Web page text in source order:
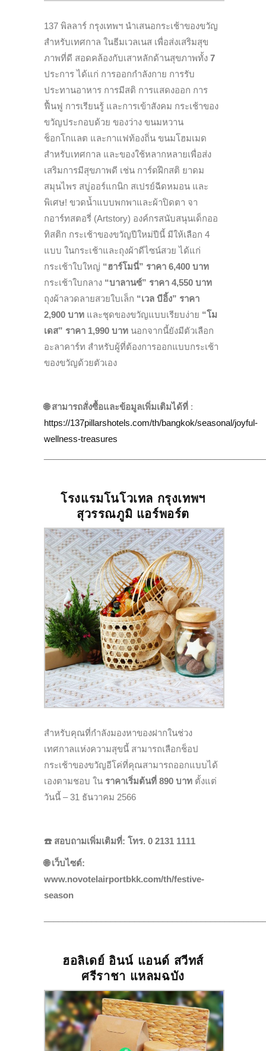
137 พิลลาร์ กรุงเทพฯ นำเสนอกระเช้าของขวัญ
สำหรับเทศกาล ในธีมเวลเนส เพื่อส่งเสริมสุข
ภาพที่ดี สอดคล้องกับเสาหลักด้านสุขภาพทั้ง 7
ประการ ได้แก่ การออกกำลังกาย การรับ
ประทานอาหาร การมีสติ การแสดงออก การ
ฟื้นฟู การเรียนรู้ และการเข้าสังคม กระเช้าของ
ขวัญประกอบด้วย ของว่าง ขนมหวาน
ช็อกโกแลต และกาแฟท้องถิ่น ขนมโฮมเมด
สำหรับเทศกาล และของใช้หลากหลายเพื่อส่ง
เสริมการมีสุขภาพดี เช่น การ์ดฝึกสติ ยาดม
สมุนไพร สบู่ออร์แกนิก สเปรย์ฉีดหมอน และ
พิเศษ! ขวดน้ำแบบพกพาและผ้าปิดตา จา
กอาร์ทสตอรี่ (Artstory) องค์กรสนับสนุนเด็กออ
ทิสติก กระเช้าของขวัญปีใหม่ปีนี้ มีให้เลือก 4
แบบ ในกระเช้าและถุงผ้าดีไซน์สวย ได้แก่
กระเช้าใบใหญ่ “ฮาร์โมนี่” ราคา 6,400 บาท
กระเช้าใบกลาง “บาลานซ์” ราคา 4,550 บาท
ถุงผ้าลวดลายสวยใบเล็ก “เวล บีอิ้ง” ราคา
2,900 บาท และชุดของขวัญแบบเรียบง่าย “โม
เดส” ราคา 1,990 บาท นอกจากนี้ยังมีตัวเลือก
อะลาคาร์ท สำหรับผู้ที่ต้องการออกแบบกระเช้า
ของขวัญด้วยตัวเอง
🌐สามารถสั่งซื้อและข้อมูลเพิ่มเติมได้ที่ :
https://137pillarshotels.com/th/bangkok/seasonal/joyful-
wellness-treasures
โรงแรมโนโวเทล กรุงเทพฯ
สุวรรณภูมิ แอร์พอร์ต
สำหรับคุณที่กำลังมองหาของฝากในช่วง
เทศกาลแห่งความสุขนี้ สามารถเลือกช็อป
กระเช้าของขวัญอีโค่ที่คุณสามารถออกแบบได้
เองตามชอบ ใน ราคาเริ่มต้นที่ 890 บาท ตั้งแต่
วันนี้ – 31 ธันวาคม 2566
☎️ สอบถามเพิ่มเติมที่: โทร. 0 2131 1111
🌐เว็บไซต์:
www.novotelairportbkk.com/th/festive-
season
ฮอลิเดย์ อินน์ แอนด์ สวีทส์
ศรีราชา แหลมฉบัง